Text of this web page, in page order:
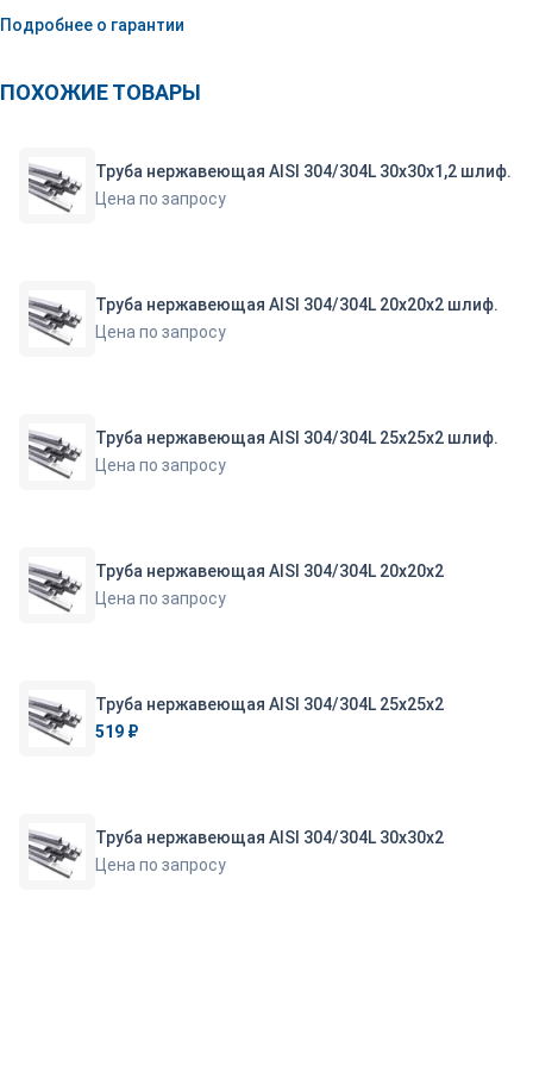
Подробнее о гарантии
ПОХОЖИЕ ТОВАРЫ
Труба нержавеющая AISI 304/304L 30х30х1,2 шлиф.
Цена по запросу
Труба нержавеющая AISI 304/304L 20х20х2 шлиф.
Цена по запросу
Труба нержавеющая AISI 304/304L 25х25х2 шлиф.
Цена по запросу
Труба нержавеющая AISI 304/304L 20х20х2
Цена по запросу
Труба нержавеющая AISI 304/304L 25х25х2
519 ₽
Труба нержавеющая AISI 304/304L 30х30х2
Цена по запросу